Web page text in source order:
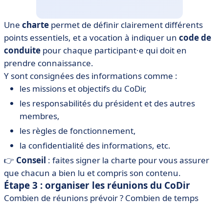
Une charte permet de définir clairement différents
points essentiels, et a vocation à indiquer un code de
conduite pour chaque participant·e qui doit en
prendre connaissance.
Y sont consignées des informations comme :
les missions et objectifs du CoDir,
les responsabilités du président et des autres
membres,
les règles de fonctionnement,
la confidentialité des informations, etc.
👉 Conseil : faites signer la charte pour vous assurer
que chacun a bien lu et compris son contenu.
Étape 3 : organiser les réunions du CoDir
Combien de réunions prévoir ? Combien de temps